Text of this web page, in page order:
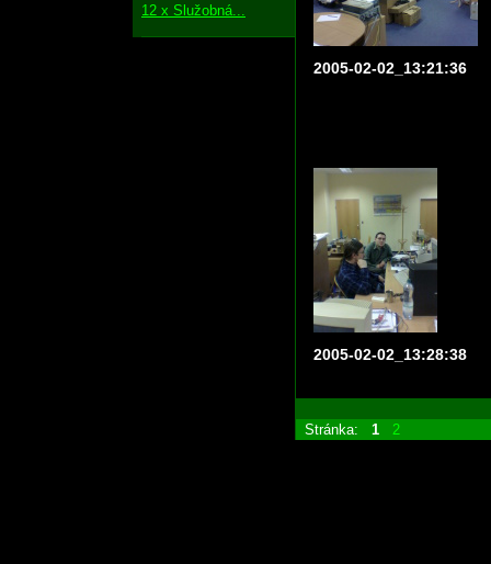
12 x Služobná...
2005-02-02_13:21:36
2005-02-02_13:28:38
Stránka: 1 2